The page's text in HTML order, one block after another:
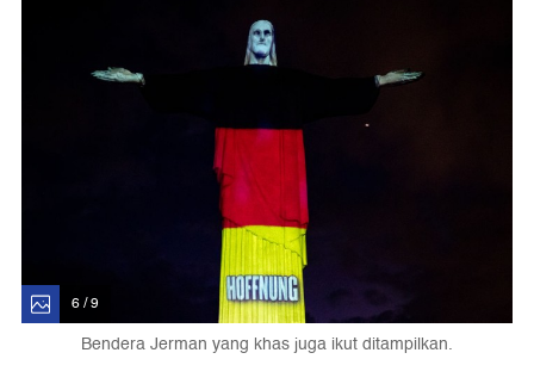
6 / 9
Bendera Jerman yang khas juga ikut ditampilkan.